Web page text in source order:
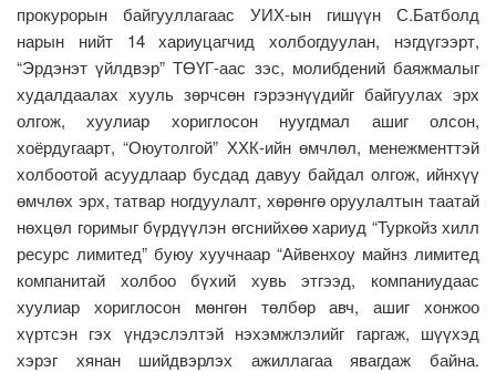
прокурорын байгууллагаас УИХ-ын гишүүн С.Батболд
нарын нийт 14 хариуцагчид холбогдуулан, нэгдүгээрт,
“Эрдэнэт үйлдвэр” ТӨҮГ-аас зэс, молибдений баяжмалыг
худалдаалах хууль зөрчсөн гэрээнүүдийг байгуулах эрх
олгож, хуулиар хориглосон нуугдмал ашиг олсон,
хоёрдугаарт, “Оюутолгой” ХХК-ийн өмчлөл, менежменттэй
холбоотой асуудлаар бусдад давуу байдал олгож, ийнхүү
өмчлөх эрх, татвар ногдуулалт, хөрөнгө оруулалтын таатай
нөхцөл горимыг бүрдүүлэн өгснийхөө хариуд “Туркойз хилл
ресурс лимитед” буюу хуучнаар “Айвенхоу майнз лимитед
компанитай холбоо бүхий хувь этгээд, компаниудаас
хуулиар хориглосон мөнгөн төлбөр авч, ашиг хонжоо
хүртсэн гэх үндэслэлтэй нэхэмжлэлийг гаргаж, шүүхэд
хэрэг хянан шийдвэрлэх ажиллагаа явагдаж байна.